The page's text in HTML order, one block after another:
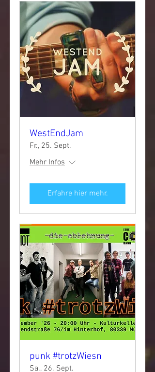
WestEndJam
Fr., 25. Sept.
Mehr Infos
Erfahre hier mehr.
punk #trotzWiesn
Sa., 26. Sept.